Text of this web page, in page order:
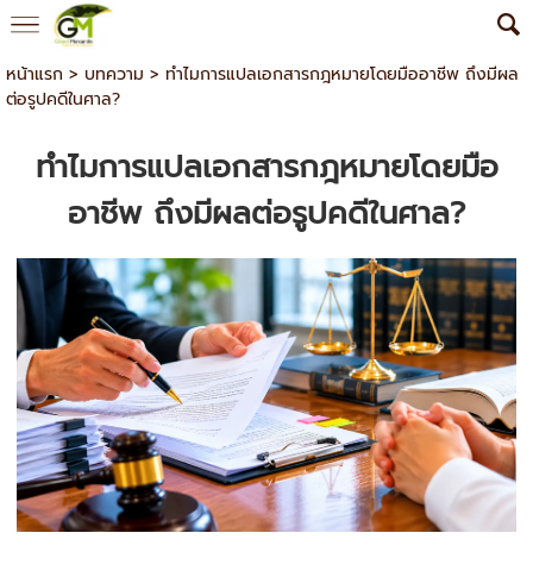
หน้าแรก > บทความ > ทำไมการแปลเอกสารกฎหมายโดยมืออาชีพ ถึงมีผล
ต่อรูปคดีในศาล?
ทำไมการแปลเอกสารกฎหมายโดยมือ
อาชีพ ถึงมีผลต่อรูปคดีในศาล?